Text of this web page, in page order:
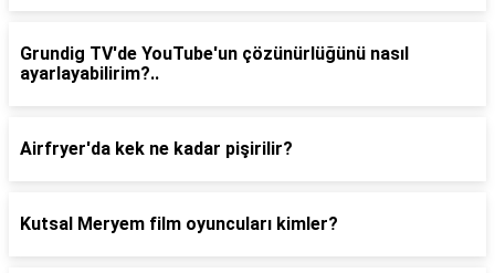
Grundig TV'de YouTube'un çözünürlüğünü nasıl
ayarlayabilirim?..
Airfryer'da kek ne kadar pişirilir?
Kutsal Meryem film oyuncuları kimler?